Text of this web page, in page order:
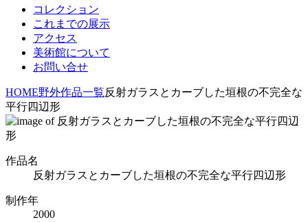
コレクション
これまでの展示
アクセス
美術館について
お問い合せ
HOME野外作品一覧反射ガラスとカーブした垣根の不完全な
平行四辺形
作品名
反射ガラスとカーブした垣根の不完全な平行四辺形
制作年
2000